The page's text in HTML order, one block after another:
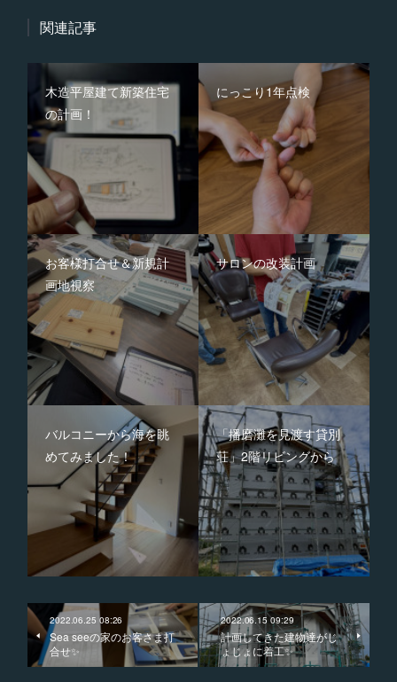
関連記事
木造平屋建て新築住宅
の計画！
にっこり1年点検
お客様打合せ＆新規計
画地視察
サロンの改装計画
バルコニーから海を眺
めてみました！
「播磨灘を見渡す貸別
荘」2階リビングから
2022.06.25 08:26
Sea seeの家のお客さま打
合せ✨
2022.06.15 09:29
計画してきた建物達がじ
ょじょに着工✨